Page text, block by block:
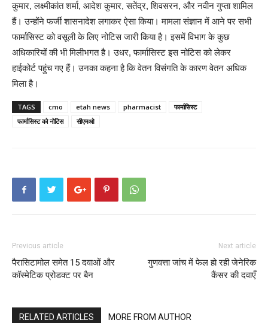
कुमार, लक्ष्मीकांत शर्मा, आदेश कुमार, सतेंद्र, शिवसरन, और नवीन गुप्ता शामिल
हैं। उन्होंने फर्जी शासनादेश लगाकर ऐसा किया। मामला संज्ञान में आने पर सभी
फार्मासिस्ट को वसूली के लिए नोटिस जारी किया है। इसमें विभाग के कुछ
अधिकारियोंं की भी मिलीभगत है। उधर, फार्मासिस्ट इस नोटिस को लेकर
हाईकोर्ट पहुंच गए हैं। उनका कहना है कि वेतन विसंगति के कारण वेतन अधिक
मिला है।
TAGS cmo etah news pharmacist
फार्मासिस्ट
फार्मासिस्ट को नोटिस
सीएमओ
Previous article
पैरासिटामोल समेत 15 दवाओं और
कॉस्मेटिक प्रोडक्ट पर बैन
Next article
गुणवत्ता जांच में फेल हो रही जेनेरिक
कैंसर की दवाएँ
RELATED ARTICLES MORE FROM AUTHOR